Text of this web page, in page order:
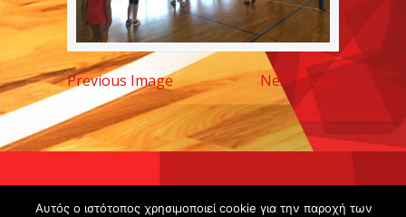
Previous Image Next Image
Copyright ©
Αυτός ο ιστότοπος χρησιμοποιεί cookie για την παροχή των